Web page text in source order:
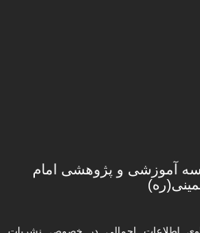
آموزشی و پژوهشی امام